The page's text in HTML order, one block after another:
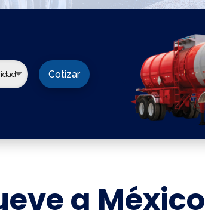
Cotizar
a México